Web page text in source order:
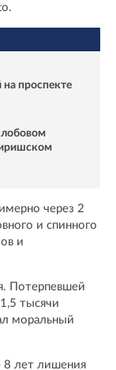
на проспекте
лобовом
через 2
и спинного
и
Потерпевшей
тысячи
моральный
8 лет лишения